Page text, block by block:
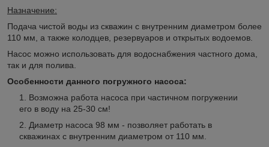
Назначение:
Подача чистой воды из скважин с внутренним диаметром более
110 мм, а также колодцев, резервуаров и открытых водоемов.
Насос можно использовать для водоснабжения частного дома,
так и для полива.
Особенности данного погружного насоса:
Возможна работа насоса при частичном погружении
его в воду на 25-30 см!
Диаметр насоса 98 мм - позволяет работать в
скважинах с внутренним диаметром от 110 мм.